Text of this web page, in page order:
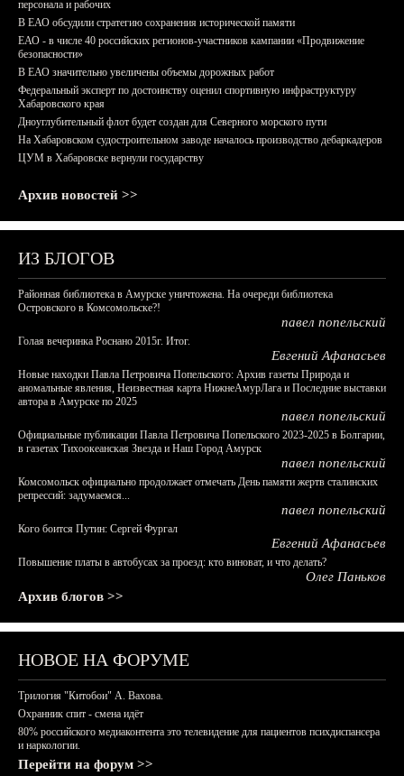
персонала и рабочих
В ЕАО обсудили стратегию сохранения исторической памяти
ЕАО - в числе 40 российских регионов-участников кампании «Продвижение
безопасности»
В ЕАО значительно увеличены объемы дорожных работ
Федеральный эксперт по достоинству оценил спортивную инфраструктуру
Хабаровского края
Дноуглубительный флот будет создан для Северного морского пути
На Хабаровском судостроительном заводе началось производство дебаркадеров
ЦУМ в Хабаровске вернули государству
Архив новостей >>
ИЗ БЛОГОВ
Районная библиотека в Амурске уничтожена. На очереди библиотека
Островского в Комсомольске?!
павел попельский
Голая вечеринка Роснано 2015г. Итог.
Евгений Афанасьев
Новые находки Павла Петровича Попельского: Архив газеты Природа и
аномальные явления, Неизвестная карта НижнеАмурЛага и Последние выставки
автора в Амурске по 2025
павел попельский
Официальные публикации Павла Петровича Попельского 2023-2025 в Болгарии,
в газетах Тихоокеанская Звезда и Наш Город Амурск
павел попельский
Комсомольск официально продолжает отмечать День памяти жертв сталинских
репрессий: задумаемся...
павел попельский
Кого боится Путин: Сергей Фургал
Евгений Афанасьев
Повышение платы в автобусах за проезд: кто виноват, и что делать?
Олег Паньков
Архив блогов >>
НОВОЕ НА ФОРУМЕ
Трилогия "Китобои" А. Вахова.
Охранник спит - смена идёт
80% российского медиаконтента это телевидение для пациентов психдиспансера
и наркологии.
Перейти на форум >>